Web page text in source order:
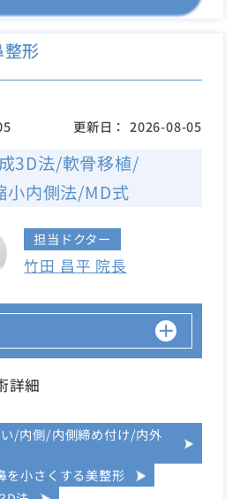
形
更新日： 2026-08-05
3D法/軟骨移植/
小内側法/MD式
担当ドクター
竹田 昌平 院長
詳細
/内側/内側締め付け/内外
を小さくする美整形